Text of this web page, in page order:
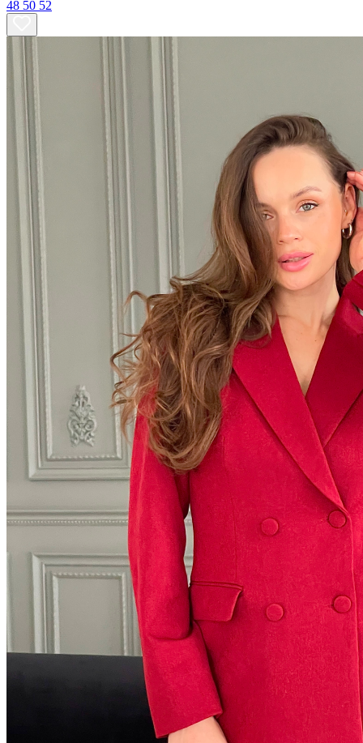
48 50 52